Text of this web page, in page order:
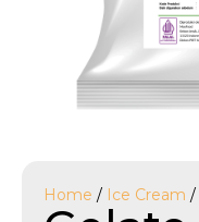
Home / Ice Cream /